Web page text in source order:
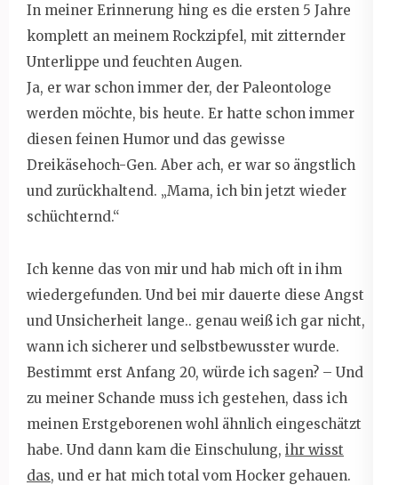
In meiner Erinnerung hing es die ersten 5 Jahre
komplett an meinem Rockzipfel, mit zitternder
Unterlippe und feuchten Augen.
Ja, er war schon immer der, der Paleontologe
werden möchte, bis heute. Er hatte schon immer
diesen feinen Humor und das gewisse
Dreikäsehoch-Gen. Aber ach, er war so ängstlich
und zurückhaltend. „Mama, ich bin jetzt wieder
schüchternd.“
Ich kenne das von mir und hab mich oft in ihm
wiedergefunden. Und bei mir dauerte diese Angst
und Unsicherheit lange.. genau weiß ich gar nicht,
wann ich sicherer und selbstbewusster wurde.
Bestimmt erst Anfang 20, würde ich sagen? – Und
zu meiner Schande muss ich gestehen, dass ich
meinen Erstgeborenen wohl ähnlich eingeschätzt
habe. Und dann kam die Einschulung, ihr wisst
das, und er hat mich total vom Hocker gehauen.